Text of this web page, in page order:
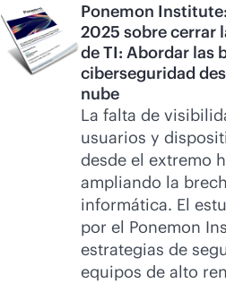
Ponemon
2025 sobre cerrar
de TI: Abordar las
ciberseguridad
nube
La falta de
usuarios y
desde el extremo
ampliando la
informática. El
por el Ponemon
estrategias de
equipos de alto